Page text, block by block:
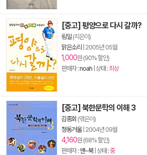
[중고] 평양으로 다시 갈까?
림일 (지은이)
맑은소리
2005년 05월
1,000원 (90% 할인)
판매자 :noah | 상태 :최상
[중고] 북한문학의 이해 3
김종회 (엮은이)
청동거울| 2004년 09월
4,160원 (68% 할인)
판매자 :앤~북| 상태 :중